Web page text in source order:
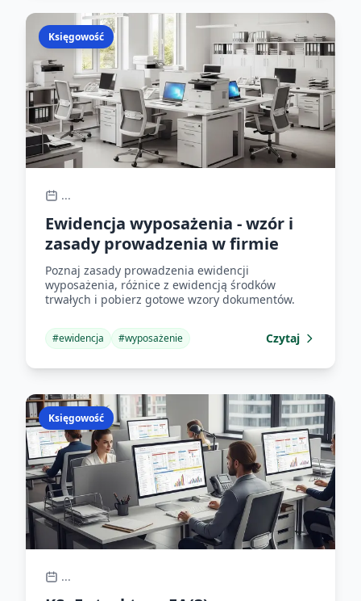
Księgowość
...
Ewidencja wyposażenia - wzór i
zasady prowadzenia w firmie
Poznaj zasady prowadzenia ewidencji
wyposażenia, różnice z ewidencją środków
trwałych i pobierz gotowe wzory dokumentów.
#ewidencja #wyposażenie Czytaj
Księgowość
...